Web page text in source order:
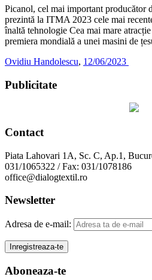
Picanol, cel mai important producător
prezintă la ITMA 2023 cele mai
înaltă tehnologie Cea mai mare
premiera mondială a unei masini de
Ovidiu Handolescu, 12/06/2023
Publicitate
Contact
Piata Lahovari 1A, Sc. C, Ap.1,
031/1065322 / Fax: 031/1078186
office@dialogtextil.ro
Newsletter
Adresa de e-mail:
Aboneaza-te